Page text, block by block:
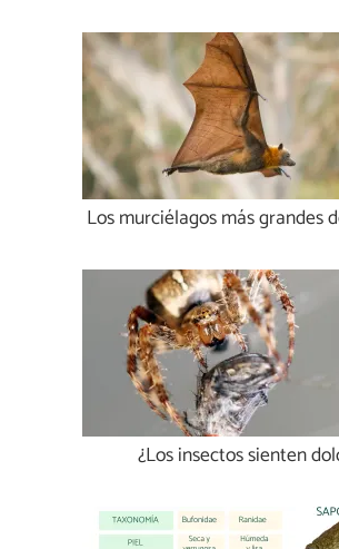
Los murciélagos más grandes
¿Los insectos sienten